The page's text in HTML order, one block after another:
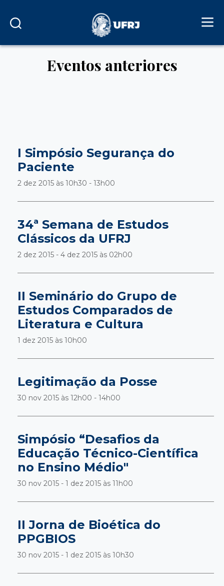
Eventos anteriores
I Simpósio Segurança do
Paciente
2 dez 2015 às 10h30 - 13h00
34ª Semana de Estudos
Clássicos da UFRJ
2 dez 2015 - 4 dez 2015 às 02h00
II Seminário do Grupo de
Estudos Comparados de
Literatura e Cultura
1 dez 2015 às 10h00
Legitimação da Posse
30 nov 2015 às 12h00 - 14h00
Simpósio “Desafios da
Educação Técnico-Científica
no Ensino Médio"
30 nov 2015 - 1 dez 2015 às 11h00
II Jorna de Bioética do
PPGBIOS
30 nov 2015 - 1 dez 2015 às 10h30